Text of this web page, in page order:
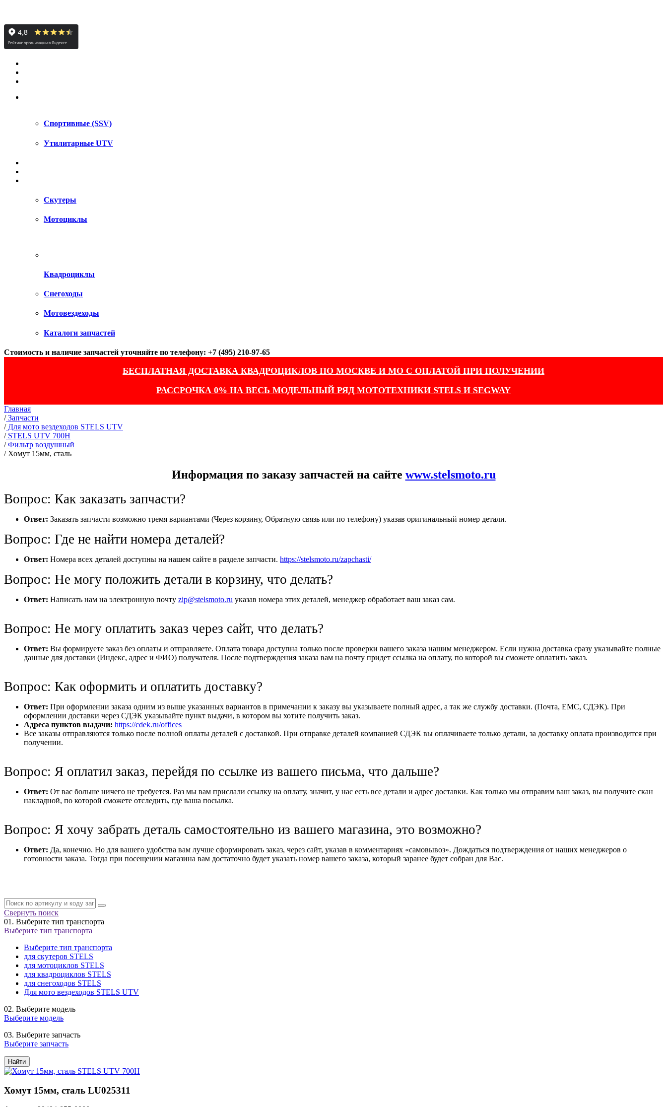
Спортивные (SSV)
Утилитарные UTV
Скутеры
Мотоциклы
Квадроциклы
Снегоходы
Мотовездеходы
Каталоги запчастей
Стоимость и наличие запчастей уточняйте по телефону: +7 (495) 210-97-65
БЕСПЛАТНАЯ ДОСТАВКА КВАДРОЦИКЛОВ ПО МОСКВЕ И МО С ОПЛАТОЙ ПРИ ПОЛУЧЕНИИ
РАССРОЧКА 0% НА ВЕСЬ МОДЕЛЬНЫЙ РЯД МОТОТЕХНИКИ STELS И SEGWAY
Главная
/ Запчасти
/ Для мото вездеходов STELS UTV
/ STELS UTV 700H
/ Фильтр воздушный
/ Хомут 15мм, сталь
Информация по заказу запчастей на сайте www.stelsmoto.ru
Вопрос: Как заказать запчасти?
Ответ: Заказать запчасти возможно тремя вариантами (Через корзину, Обратную связь или по телефону) указав оригинальный номер детали.
Вопрос: Где не найти номера деталей?
Ответ: Номера всех деталей доступны на нашем сайте в разделе запчасти. https://stelsmoto.ru/zapchasti/
Вопрос: Не могу положить детали в корзину, что делать?
Ответ: Написать нам на электронную почту zip@stelsmoto.ru указав номера этих деталей, менеджер обработает ваш заказ сам.
Вопрос: Не могу оплатить заказ через сайт, что делать?
Ответ: Вы формируете заказ без оплаты и отправляете. Оплата товара доступна только после проверки вашего заказа нашим менеджером. Если нужна доставка сразу указывайте полные
данные для доставки (Индекс, адрес и ФИО) получателя. После подтверждения заказа вам на почту придет ссылка на оплату, по которой вы сможете оплатить заказ.
Вопрос: Как оформить и оплатить доставку?
Ответ: При оформлении заказа одним из выше указанных вариантов в примечании к заказу вы указываете полный адрес, а так же службу доставки. (Почта, ЕМС, СДЭК). При
оформлении доставки через СДЭК указывайте пункт выдачи, в котором вы хотите получить заказ.
Адреса пунктов выдачи: https://cdek.ru/offices
Все заказы отправляются только после полной оплаты деталей с доставкой. При отправке деталей компанией СДЭК вы оплачиваете только детали, за доставку оплата производится при
получении.
Вопрос: Я оплатил заказ, перейдя по ссылке из вашего письма, что дальше?
Ответ: От вас больше ничего не требуется. Раз мы вам прислали ссылку на оплату, значит, у нас есть все детали и адрес доставки. Как только мы отправим ваш заказ, вы получите скан
накладной, по которой сможете отследить, где ваша посылка.
Вопрос: Я хочу забрать деталь самостоятельно из вашего магазина, это возможно?
Ответ: Да, конечно. Но для вашего удобства вам лучше сформировать заказ, через сайт, указав в комментариях «самовывоз». Дождаться подтверждения от наших менеджеров о
готовности заказа. Тогда при посещении магазина вам достаточно будет указать номер вашего заказа, который заранее будет собран для Вас.
Свернуть поиск
01. Выберите тип транспорта
Выберите тип транспорта
Выберите тип транспорта
для скутеров STELS
для мотоциклов STELS
для квадроциклов STELS
для снегоходов STELS
Для мото вездеходов STELS UTV
02. Выберите модель
Выберите модель
03. Выберите запчасть
Выберите запчасть
Найти
Хомут 15мм, сталь LU025311